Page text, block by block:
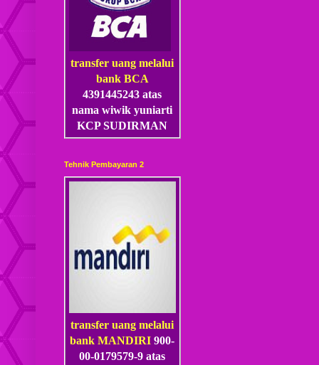
transfer uang melalui
bank BCA
4391445243 atas
nama wiwik yuniarti
KCP SUDIRMAN
Tehnik Pembayaran 2
transfer uang melalui
bank MANDIRI900-
00-0179579-9 atas